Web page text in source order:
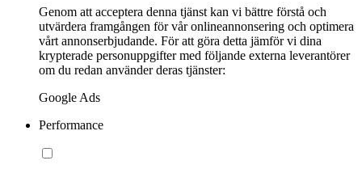
Genom att acceptera denna tjänst kan vi bättre förstå och
utvärdera framgången för vår onlineannonsering och optimera
vårt annonserbjudande. För att göra detta jämför vi dina
krypterade personuppgifter med följande externa leverantörer
om du redan använder deras tjänster:
Google Ads
Performance